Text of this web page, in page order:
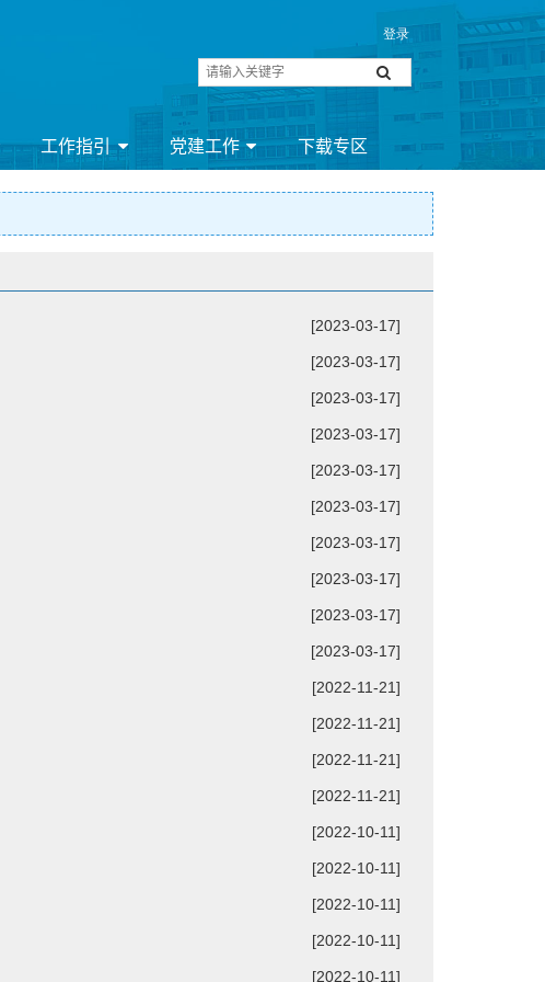
工作指引 党建工作 下载专区
[2023-03-17]
[2023-03-17]
[2023-03-17]
[2023-03-17]
[2023-03-17]
[2023-03-17]
[2023-03-17]
[2023-03-17]
[2023-03-17]
[2023-03-17]
[2022-11-21]
[2022-11-21]
[2022-11-21]
[2022-11-21]
[2022-10-11]
[2022-10-11]
[2022-10-11]
[2022-10-11]
[2022-10-11]